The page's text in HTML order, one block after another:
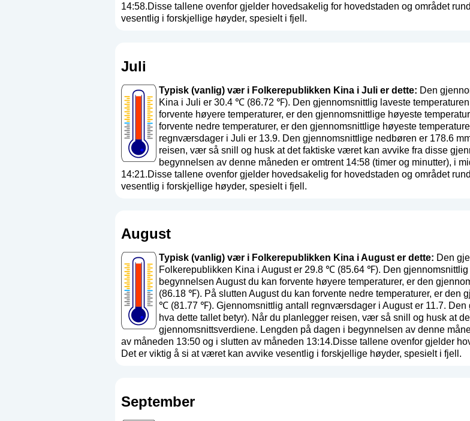
14:58.Disse tallene ovenfor gjelder hovedsakelig for hovedstaden og området
vesentlig i forskjellige høyder, spesielt i fjell.
Juli
Typisk (vanlig) vær i Folkerepublikken Kina i Juli er dette: Den
Kina i Juli er 30.4 ℃ (86.72 ℉). Den gjennomsnittlig laveste
forvente høyere temperaturer, er den gjennomsnittlige høyeste
forvente nedre temperaturer, er den gjennomsnittlige høyeste
regnværsdager i Juli er 13.9. Den gjennomsnittlige nedbøren er 178.6
reisen, vær så snill og husk at det faktiske været kan avvike fra disse
begynnelsen av denne måneden er omtrent 14:58 (timer og minutter), i
14:21.Disse tallene ovenfor gjelder hovedsakelig for hovedstaden og området
vesentlig i forskjellige høyder, spesielt i fjell.
August
Typisk (vanlig) vær i Folkerepublikken Kina i August er dette: Den
Folkerepublikken Kina i August er 29.8 ℃ (85.64 ℉). Den
begynnelsen August du kan forvente høyere temperaturer, er den
(86.18 ℉). På slutten August du kan forvente nedre temperaturer, er den
℃ (81.77 ℉). Gjennomsnittlig antall regnværsdager i August er 11.7. Den
hva dette tallet betyr). Når du planlegger reisen, vær så snill og husk at
gjennomsnittsverdiene. Lengden på dagen i begynnelsen av denne
av måneden 13:50 og i slutten av måneden 13:14.Disse tallene ovenfor gjelder
Det er viktig å si at været kan avvike vesentlig i forskjellige høyder, spesielt i fjell.
September